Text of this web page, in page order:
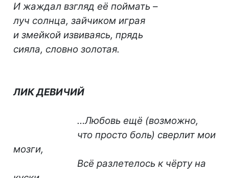
И жаждал взгляд её поймать –
луч солнца, зайчиком играя
и змейкой извиваясь, прядь
сияла, словно золотая.
ЛИК ДЕВИЧИЙ
…Любовь ещё (возможно,
что просто боль) сверлит мои
мозги,
Всё разлетелось к чёрту на